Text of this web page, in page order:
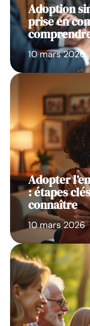
Adoption
prise en
10 mars 2026
Adopter
: étapes
connaître
10 mars 2026